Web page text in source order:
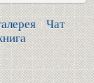
Чат